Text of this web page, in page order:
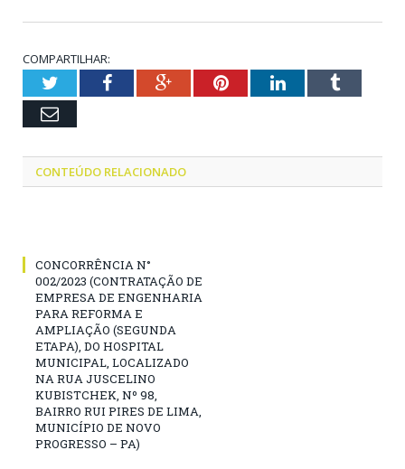
COMPARTILHAR:
TwitterFacebookGoogle+PinterestLinkedInTumblr
Email
CONTEÚDO RELACIONADO
CONCORRÊNCIA N°
002/2023 (CONTRATAÇÃO DE
EMPRESA DE ENGENHARIA
PARA REFORMA E
AMPLIAÇÃO (SEGUNDA
ETAPA), DO HOSPITAL
MUNICIPAL, LOCALIZADO
NA RUA JUSCELINO
KUBISTCHEK, Nº 98,
BAIRRO RUI PIRES DE LIMA,
MUNICÍPIO DE NOVO
PROGRESSO – PA)